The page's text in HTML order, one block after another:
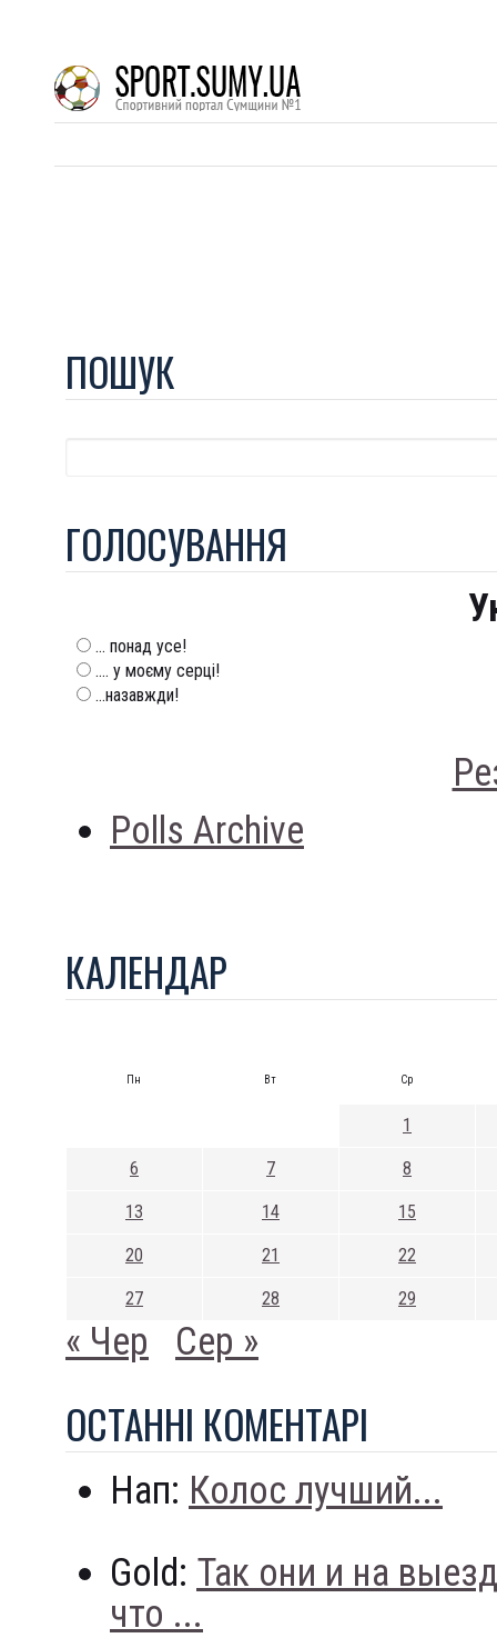
ПОШУК
ГОЛОСУВАННЯ
... понад усе!
.... у моєму серці!
...назавжди!
Polls Archive
КАЛЕНДАР
Пн Вт Ср
1
6 7 8
13 14 15
20 21 22
27 28 29
« Чер Сер »
ОСТАННI КОМЕНТАРI
Нап: Колос лучший...
Gold: Так они и на
что ...